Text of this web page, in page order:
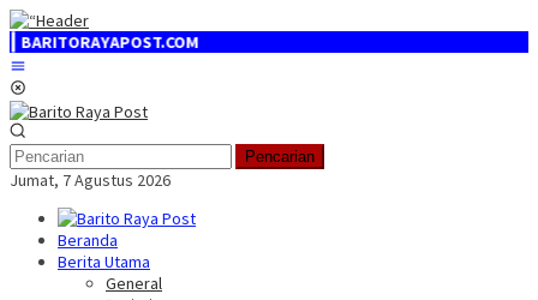
Loncat
ke
konten
Pencarian
Jumat, 7 Agustus 2026
Beranda
Berita Utama
General